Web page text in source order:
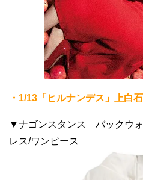
・1/13「ヒルナンデス」上白
▼ナゴンスタンス バックウォ
レス/ワンピース